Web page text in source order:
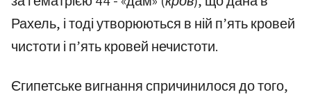
Рахель, і тоді утворюються в ній п’ять кровей
чистоти і п’ять кровей нечистоти.
Єгипетське вигнання спричинилося до того,